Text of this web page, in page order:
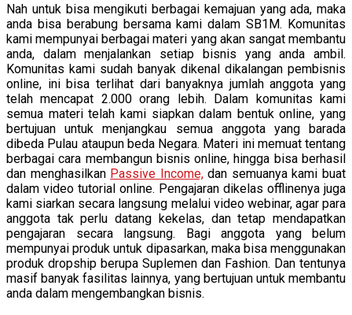
Nah untuk bisa mengikuti berbagai kemajuan yang ada, maka
anda bisa berabung bersama kami dalam SB1M. Komunitas
kami mempunyai berbagai materi yang akan sangat membantu
anda, dalam menjalankan setiap bisnis yang anda ambil.
Komunitas kami sudah banyak dikenal dikalangan pembisnis
online, ini bisa terlihat dari banyaknya jumlah anggota yang
telah mencapat 2.000 orang lebih. Dalam komunitas kami
semua materi telah kami siapkan dalam bentuk online, yang
bertujuan untuk menjangkau semua anggota yang barada
dibeda Pulau ataupun beda Negara. Materi ini memuat tentang
berbagai cara membangun bisnis online, hingga bisa berhasil
dan menghasilkan Passive Income,dan semuanya kami buat
dalam video tutorial online. Pengajaran dikelas offlinenya juga
kami siarkan secara langsung melalui video webinar, agar para
anggota tak perlu datang kekelas, dan tetap mendapatkan
pengajaran secara langsung. Bagi anggota yang belum
mempunyai produk untuk dipasarkan, maka bisa menggunakan
produk dropship berupa Suplemen dan Fashion. Dan tentunya
masif banyak fasilitas lainnya, yang bertujuan untuk membantu
anda dalam mengembangkan bisnis.